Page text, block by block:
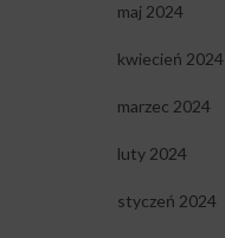
maj 2024
kwiecień 2024
marzec 2024
luty 2024
styczeń 2024